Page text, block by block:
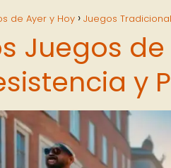
de Ayer y Hoy Juegos
Juegos
y